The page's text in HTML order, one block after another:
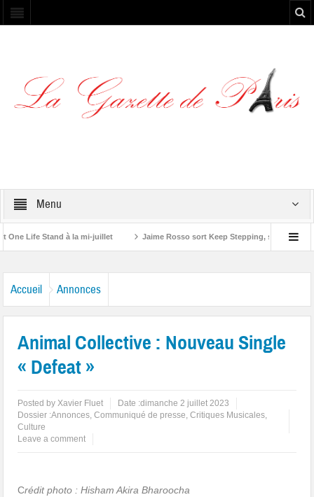
Menu
Life Stand à la mi-juillet Jaime Rosso sort Keep Stepping, son nouvel EP
Accueil Annonces
Animal Collective : Nouveau Single
« Defeat »
Posted byXavier Fluet Date :dimanche 2 juillet 2023
Dossier :Annonces,Communiqué de presse,Critiques Musicales,
Culture
Leave a comment
Crédit photo : Hisham Akira Bharoocha